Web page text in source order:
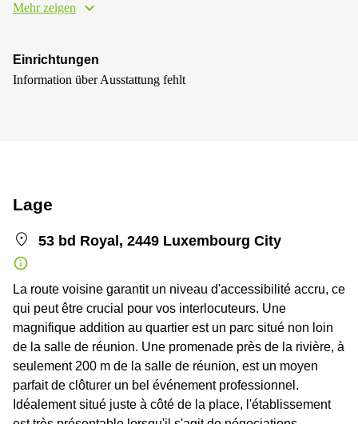
Mehr zeigen
Einrichtungen
Information über Ausstattung fehlt
Lage
53 bd Royal, 2449 Luxembourg City
La route voisine garantit un niveau d'accessibilité accru, ce
qui peut être crucial pour vos interlocuteurs. Une
magnifique addition au quartier est un parc situé non loin
de la salle de réunion. Une promenade près de la rivière, à
seulement 200 m de la salle de réunion, est un moyen
parfait de clôturer un bel événement professionnel.
Idéalement situé juste à côté de la place, l'établissement